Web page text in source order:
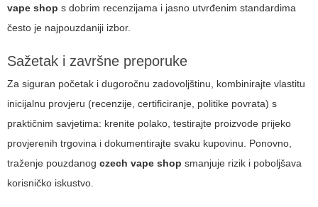
vape shop s dobrim recenzijama i jasno utvrđenim standardima
često je najpouzdaniji izbor.
Sažetak i završne preporuke
Za siguran početak i dugoročnu zadovoljštinu, kombinirajte vlastitu
inicijalnu provjeru (recenzije, certificiranje, politike povrata) s
praktičnim savjetima: krenite polako, testirajte proizvode prijeko
provjerenih trgovina i dokumentirajte svaku kupovinu. Ponovno,
traženje pouzdanog czech vape shop smanjuje rizik i poboljšava
korisničko iskustvo.